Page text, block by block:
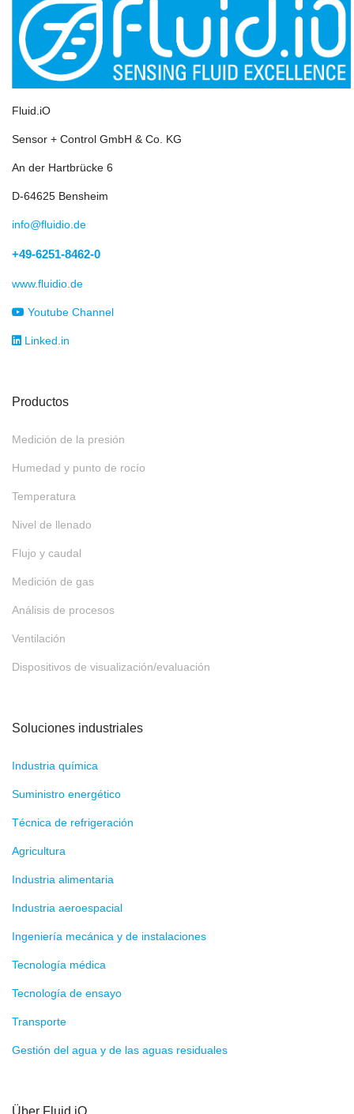
Fluid.iO
Sensor + Control GmbH & Co. KG
An der Hartbrücke 6
D-64625 Bensheim
info@fluidio.de
+49-6251-8462-0
www.fluidio.de
Youtube Channel
Linked.in
Productos
Medición de la presión
Humedad y punto de rocío
Temperatura
Nivel de llenado
Flujo y caudal
Medición de gas
Análisis de procesos
Ventilación
Dispositivos de visualización/evaluación
Soluciones industriales
Industria química
Suministro energético
Técnica de refrigeración
Agricultura
Industria alimentaria
Industria aeroespacial
Ingeniería mecánica y de instalaciones
Tecnología médica
Tecnología de ensayo
Transporte
Gestión del agua y de las aguas residuales
Über Fluid.iO